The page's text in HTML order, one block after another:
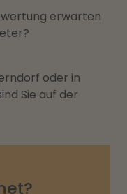
erwarten
oder in
Sie auf der